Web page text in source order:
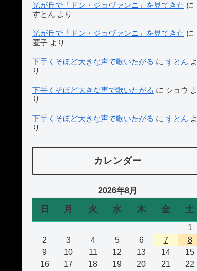
光が丘で「ドン・ジョヴァンニ」を見てきた に
すとん より
光が丘で「ドン・ジョヴァンニ」を見てきた に
匿子 より
下手くそほど大きな声で歌いたがる に すとん よ
り
下手くそほど大きな声で歌いたがる に ショウ よ
り
下手くそほど大きな声で歌いたがる に すとん よ
り
カレンダー
2026年8月
日 月 火 水 木 金 土
1
2
3 4 5 6 7
8
9
10 11 12 13 14
15
16
17 18 19 20 21
22